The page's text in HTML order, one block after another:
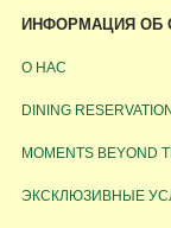
ИНФОРМАЦИЯ ОБ
О НАС
DINING
MOMENTS BEYOND
ЭКСКЛЮЗИВНЫЕ